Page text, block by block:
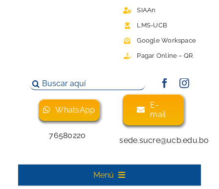
SIAAn
LMS-UCB
Google Workspace
Pagar Online – QR
Buscar:
WhatsApp
76580220
E-
mail
sede.sucre@ucb.edu.bo
Menú